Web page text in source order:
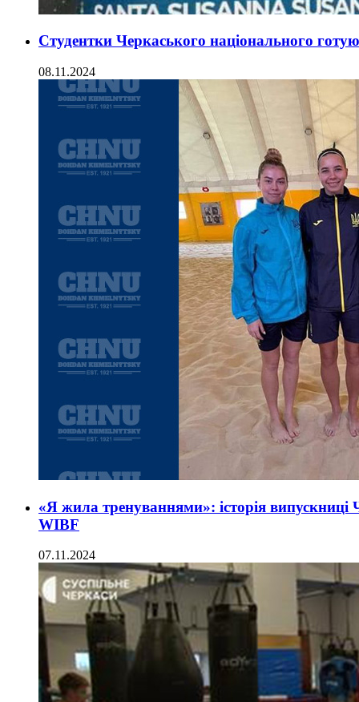
Студентки Черкаського національного
08.11.2024
«Я жила тренуваннями»: історія випускниці
WIBF
07.11.2024